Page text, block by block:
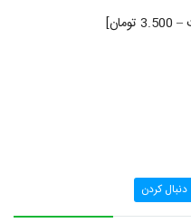
دنبال کردن